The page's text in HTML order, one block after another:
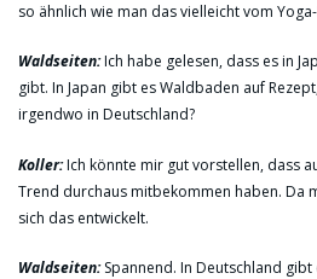
so ähnlich wie man das vielleicht vom
Waldseiten:Ich habe gelesen, dass es in
gibt. In Japan gibt es Waldbaden auf
irgendwo in Deutschland?
Koller:Ich könnte mir gut vorstellen, dass
Trend durchaus mitbekommen haben. Da
sich das entwickelt.
Waldseiten:Spannend. In Deutschland